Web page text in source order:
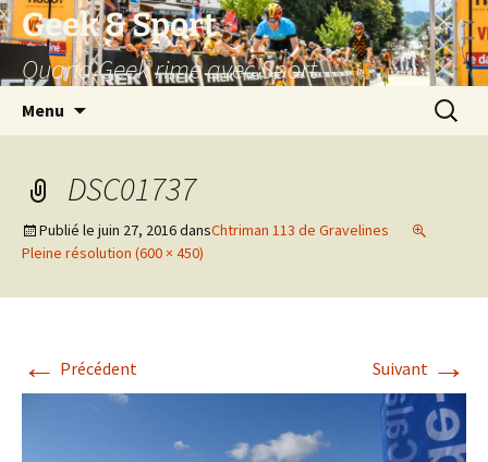
Aller
au
contenu
Geek & Sport
Quand Geek rime avec Sport
Menu
DSC01737
Publié le juin 27, 2016dansChtriman 113 de Gravelines
Pleine résolution (600 × 450)
← Précédent Suivant →